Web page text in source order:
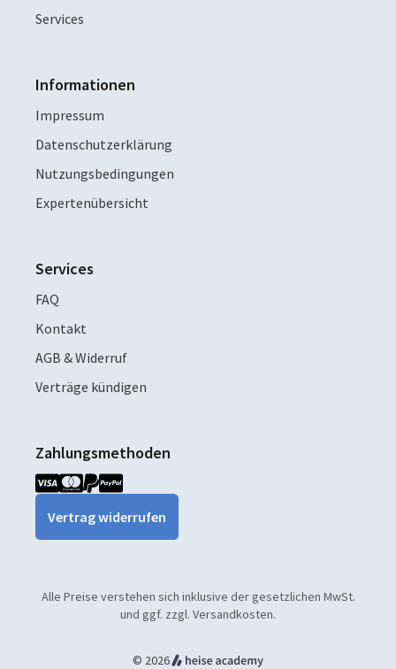
Services
Informationen
Impressum
Datenschutzerklärung
Nutzungsbedingungen
Expertenübersicht
Services
FAQ
Kontakt
AGB & Widerruf
Verträge kündigen
Zahlungsmethoden
Vertrag widerrufen
© 2026
Alle Preise verstehen sich inklusive der gesetzlichen MwSt.
und ggf. zzgl. Versandkosten.